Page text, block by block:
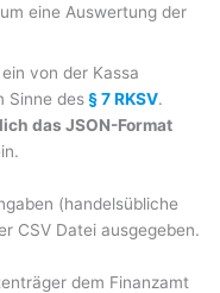
eine Auswertung der
von der Kassa
Sinne des§ 7 RKSV.
das JSON-Format
(handelsübliche
CSV Datei ausgegeben.
dem Finanzamt